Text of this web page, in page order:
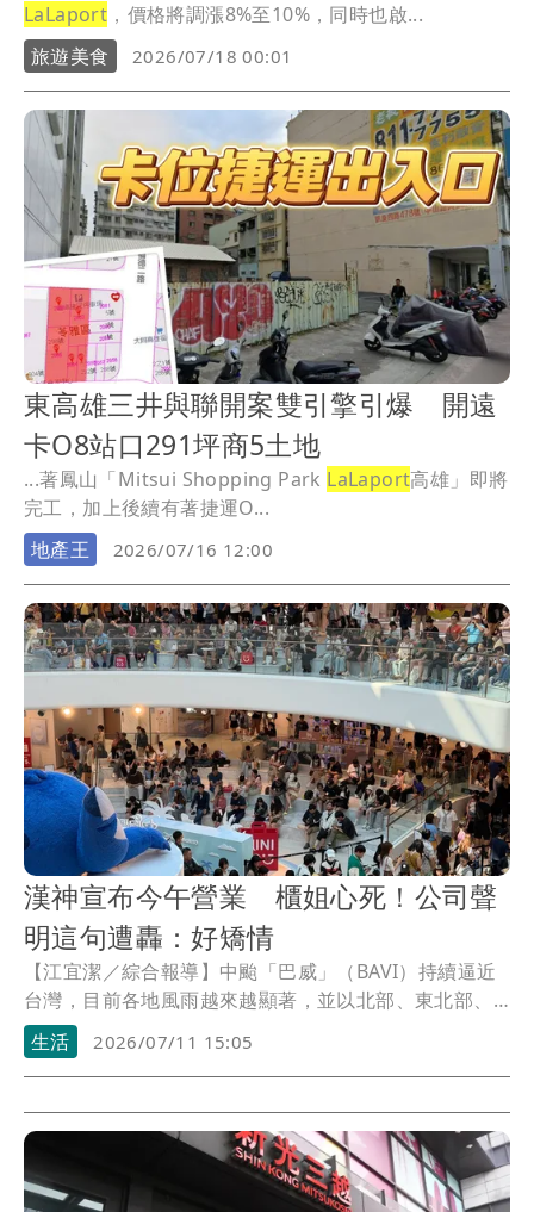
LaLaport ，價格將調漲8%至10%，同時也啟...
旅遊美食
2026/07/18 00:01
東高雄三井與聯開案雙引擎引爆 開遠
卡O8站口291坪商5土地
...著鳳山「Mitsui Shopping Park LaLaport高雄」即將
完工，加上後續有著捷運O...
地產王
2026/07/16 12:00
漢神宣布今午營業 櫃姐心死！公司聲
明這句遭轟：好矯情
【江宜潔／綜合報導】中颱「巴威」（BAVI）持續逼近
台灣，目前各地風雨越來越顯著，並以北部、東北部、
中部山區最為劇烈，然而繼全台20縣市宣布今（11）日
停班課後，不少百貨和電影院也都陸續公告停業一天，
不過唯獨台中漢神洲際百貨卻喊話統一在中午十二點營
業，讓櫃姐心死一片，尤其公司聲明「這句話」更挨轟
矯情。
生活 2026/07/11 15:05